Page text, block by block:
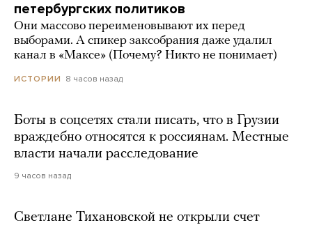
петербургских политиков
Они массово переименовывают их перед
выборами. А спикер заксобрания даже удалил
канал в «Максе» (Почему? Никто не понимает)
ИСТОРИИ 8 часов назад
Боты в соцсетях стали писать, что в Грузии
враждебно относятся к россиянам. Местные
власти начали расследование
9 часов назад
Светлане Тихановской не открыли счет